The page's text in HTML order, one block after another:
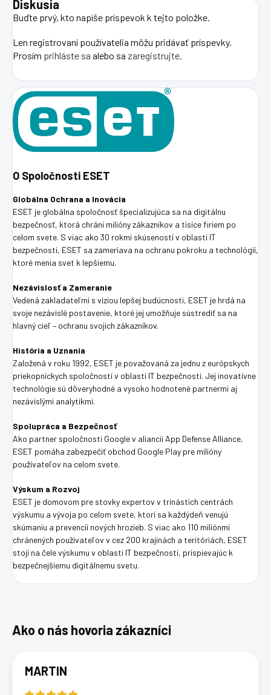
Diskusia
Buďte prvý, kto napíše príspevok k tejto položke.
Len registrovaní používatelia môžu pridávať príspevky.
Prosím prihláste sa alebo sa zaregistrujte.
O Spoločnosti ESET
Globálna Ochrana a Inovácia
ESET je globálna spoločnosť špecializujúca sa na digitálnu
bezpečnosť, ktorá chráni milióny zákazníkov a tisíce firiem po
celom svete. S viac ako 30 rokmi skúseností v oblasti IT
bezpečnosti, ESET sa zameriava na ochranu pokroku a technológií,
ktoré menia svet k lepšiemu.
Nezávislosť a Zameranie
Vedená zakladateľmi s víziou lepšej budúcnosti, ESET je hrdá na
svoje nezávislé postavenie, ktoré jej umožňuje sústrediť sa na
hlavný cieľ – ochranu svojich zákazníkov.
História a Uznania
Založená v roku 1992, ESET je považovaná za jednu z európskych
priekopníckych spoločností v oblasti IT bezpečnosti. Jej inovatívne
technológie sú dôveryhodné a vysoko hodnotené partnermi aj
nezávislými analytikmi.
Spolupráca a Bezpečnosť
Ako partner spoločnosti Google v aliancii App Defense Alliance,
ESET pomáha zabezpečiť obchod Google Play pre milióny
používateľov na celom svete.
Výskum a Rozvoj
ESET je domovom pre stovky expertov v trinástich centrách
výskumu a vývoja po celom svete, ktorí sa každýdeň venujú
skúmaniu a prevencii nových hrozieb. S viac ako 110 miliónmi
chránených používateľov v cez 200 krajinách a teritóriách, ESET
stojí na čele výskumu v oblasti IT bezpečnosti, prispievajúc k
bezpečnejšiemu digitálnemu svetu.
MARTIN